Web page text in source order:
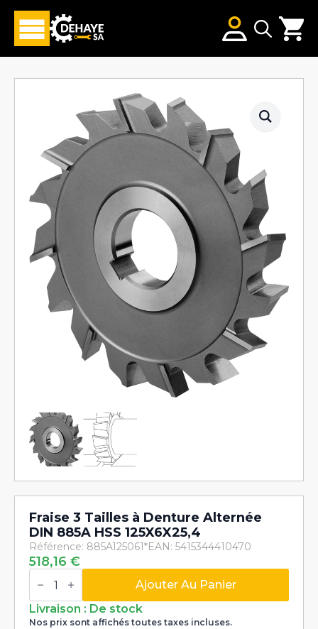
Fraise 3 Tailles à Denture Alternée
DIN 885A HSS 125X6X25,4
Référence: 885A125061*EAN: 5415344410470
518,16 €
quantité
de
3
Tailles
Ajouter Au Panier
Livraison : De stock
Nos prix sont affichés toutes taxes incluses.